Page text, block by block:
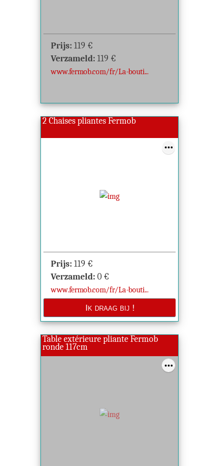
Prijs: 119 €
Verzameld: 119 €
www.fermob.com/fr/La-bouti...
2 Chaises pliantes Fermob
Prijs: 119 €
Verzameld: 0 €
www.fermob.com/fr/La-bouti...
Table extérieure pliante Fermob
ronde 117cm